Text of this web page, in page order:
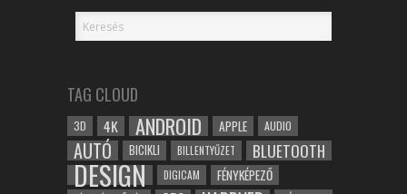
TAG CLOUD
3D 4K ANDROID APPLE AUDIO
AUTÓ BICIKLI BILLENTYŰZET BLUETOOTH
DESIGN DIGICAM FÉNYKÉPEZŐ